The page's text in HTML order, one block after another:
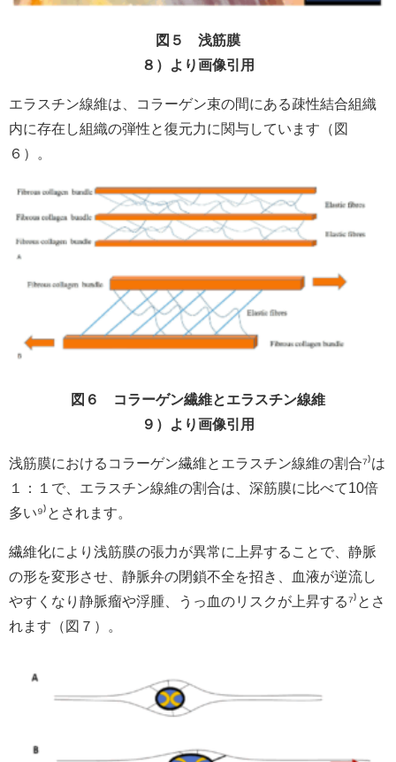
図５ 浅筋膜
８）より画像引用
エラスチン線維は、コラーゲン束の間にある疎性結合組織
内に存在し組織の弾性と復元力に関与しています（図
６）。
図６ コラーゲン繊維とエラスチン線維
９）より画像引用
浅筋膜におけるコラーゲン繊維とエラスチン線維の割合⁷⁾は
１：１で、エラスチン線維の割合は、深筋膜に比べて10倍
多い⁹⁾ とされます。
繊維化により浅筋膜の張力が異常に上昇することで、静脈
の形を変形させ、静脈弁の閉鎖不全を招き、血液が逆流し
やすくなり静脈瘤や浮腫、うっ血のリスクが上昇する⁷⁾ とさ
れます（図７）。